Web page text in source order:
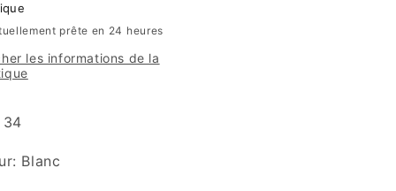
prête en 24 heures
les informations de la
34
Blanc